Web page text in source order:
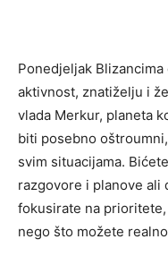
Ponedjeljak
aktivnost, znatiželju i
vlada Merkur, planeta
biti posebno
svim situacijama.
razgovore i planove ali
fokusirate na
nego što možete